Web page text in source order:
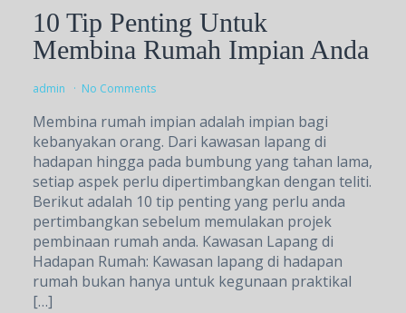
10 Tip Penting Untuk
Membina Rumah Impian Anda
admin No Comments
Membina rumah impian adalah impian bagi
kebanyakan orang. Dari kawasan lapang di
hadapan hingga pada bumbung yang tahan lama,
setiap aspek perlu dipertimbangkan dengan teliti.
Berikut adalah 10 tip penting yang perlu anda
pertimbangkan sebelum memulakan projek
pembinaan rumah anda. Kawasan Lapang di
Hadapan Rumah: Kawasan lapang di hadapan
rumah bukan hanya untuk kegunaan praktikal
[…]